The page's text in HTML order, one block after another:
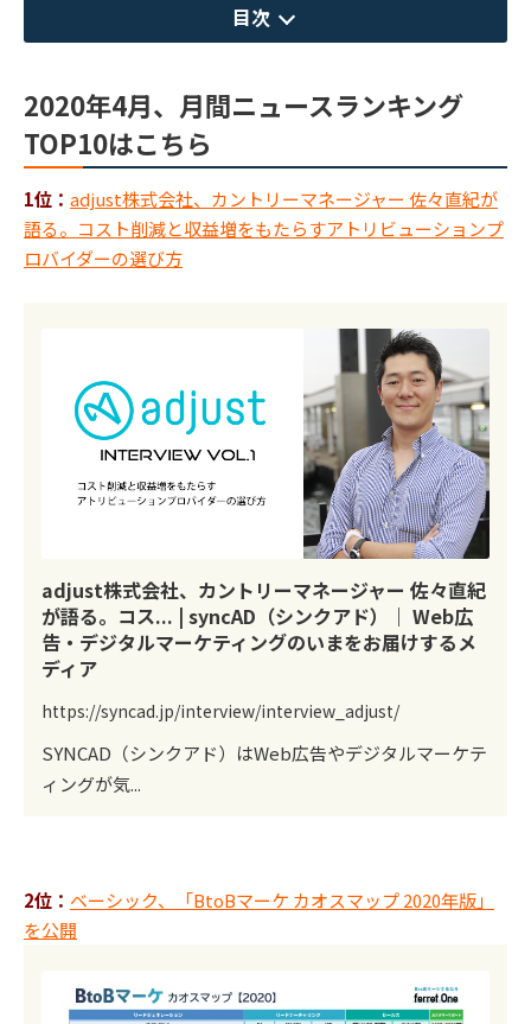
目次
2020年4月、月間ニュースランキング
TOP10はこちら
1位： adjust株式会社、カントリーマネージャー 佐々直紀が
語る。コスト削減と収益増をもたらすアトリビューションプ
ロバイダーの選び方
adjust株式会社、カントリーマネージャー 佐々直紀
が語る。コス... | syncAD（シンクアド）｜ Web広
告・デジタルマーケティングのいまをお届けするメ
ディア
https://syncad.jp/interview/interview_adjust/
SYNCAD（シンクアド）はWeb広告やデジタルマーケテ
ィングが気...
2位： ベーシック、「BtoBマーケ カオスマップ 2020年版」
を公開